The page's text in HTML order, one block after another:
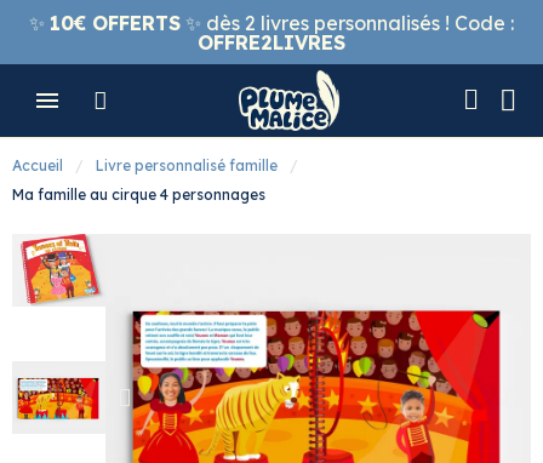
✨ 10€ OFFERTS ✨ dès 2 livres personnalisés ! Code :
OFFRE2LIVRES
Accueil
Livre personnalisé famille
Ma famille au cirque 4 personnages